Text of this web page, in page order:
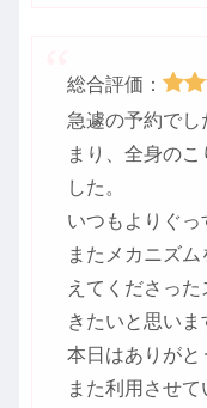
総合評価：
急遽の予約で
まり、全身の
した。
いつもよりぐっ
またメカニズ
えてくださっ
きたいと思いま
本日はありがと
また利用させて